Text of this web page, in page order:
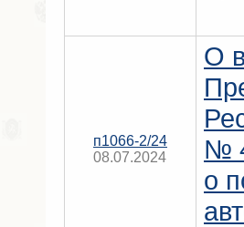
п1066-2/24
08.07.2024
О
№
о